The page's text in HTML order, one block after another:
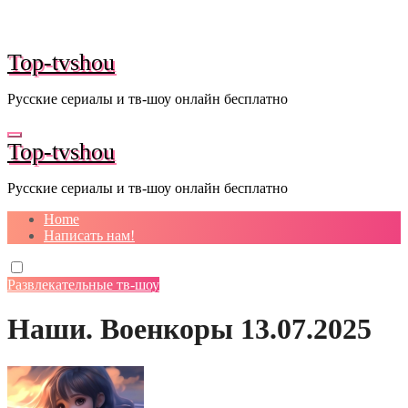
Top-tvshou
Русские сериалы и тв-шоу онлайн бесплатно
Top-tvshou
Русские сериалы и тв-шоу онлайн бесплатно
Home
Написать нам!
Развлекательные тв-шоу
Наши. Военкоры 13.07.2025